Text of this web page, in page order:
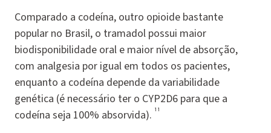
Comparado a codeína, outro opioide bastante
popular no Brasil, o tramadol possui maior
biodisponibilidade oral e maior nível de absorção,
com analgesia por igual em todos os pacientes,
enquanto a codeína depende da variabilidade
genética (é necessário ter o CYP2D6 para que a
codeína seja 100% absorvida). ¹¹